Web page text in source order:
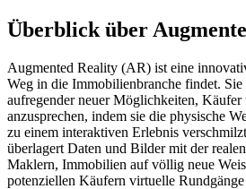
Überblick über
Augmented Reality (AR) ist eine
Weg in die Immobilienbranche findet. Sie
aufregender neuer Möglichkeiten, Käufer
anzusprechen, indem sie die physische
zu einem interaktiven Erlebnis
überlagert Daten und Bilder mit der
Maklern, Immobilien auf völlig neue
potenziellen Käufern virtuelle Rundgänge